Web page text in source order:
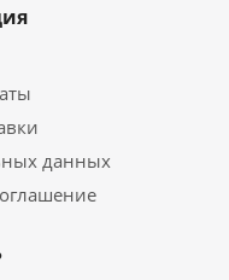
данных